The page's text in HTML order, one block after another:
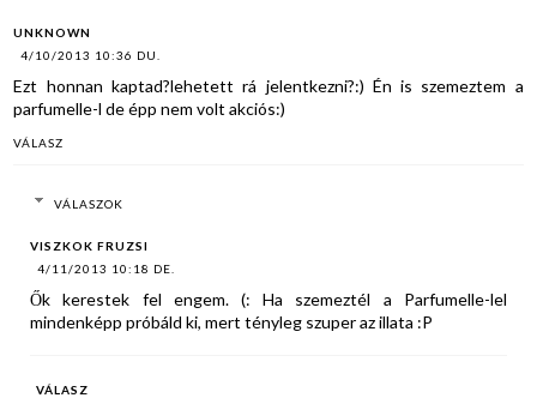
UNKNOWN
4/10/2013 10:36 DU.
Ezt honnan kaptad?lehetett rá jelentkezni?:) Én is szemeztem a
parfumelle-l de épp nem volt akciós:)
VÁLASZ
VÁLASZOK
VISZKOK FRUZSI
4/11/2013 10:18 DE.
Ők kerestek fel engem. (: Ha szemeztél a Parfumelle-lel
mindenképp próbáld ki, mert tényleg szuper az illata :P
VÁLASZ